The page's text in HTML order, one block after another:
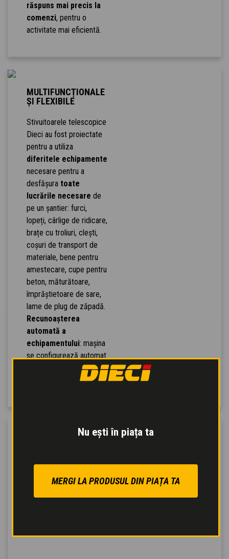
Nu ești în piața ta
MERGI LA PRODUSUL DIN PIAȚA TA
răspuns mai precis la
comenzi, pentru o
activitate mai eficientă.
MULTIFUNCȚIONALE
ȘI FLEXIBILE
Stivuitoarele telescopice
Dieci au fost proiectate
pentru a utiliza
diferitele echipamente
necesare pentru a
desfășura toate
lucrările necesare de
pe un șantier: furci,
lopeți, cârlige de ridicare,
brațe cu troliuri, clești,
coșuri de transport de
materiale, bene pentru
amestecare, cupe pentru
beton, măturătoare,
împrăștietoare de sare,
lame de plug de zăpadă.
Recunoașterea
automată a
echipamentului: mașina
se configurează automat
prin recunoașterea